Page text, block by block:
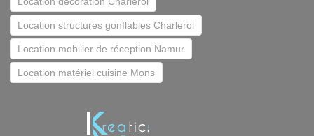
Location structures gonflables Charleroi
Location mobilier de réception Namur
Location matériel cuisine Mons